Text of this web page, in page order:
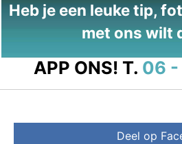
Heb je een leuke tip,
met ons wilt
APP ONS! T. 06 -
Deel op